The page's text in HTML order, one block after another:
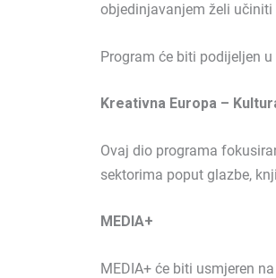
objedinjavanjem želi
Program će biti podijeljen
Kreativna Europa –
Ovaj dio programa
sektorima poput glazbe,
MEDIA+
MEDIA+ će biti usmjeren